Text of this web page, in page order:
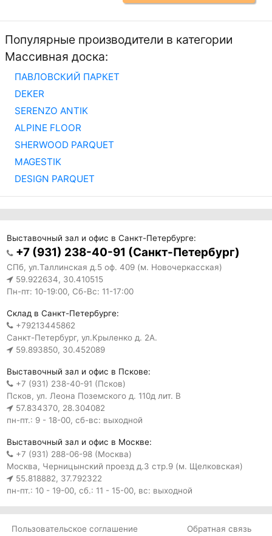
Популярные производители в категории
Массивная доска:
ПАВЛОВСКИЙ ПАРКЕТ
DEKER
SERENZO ANTIK
ALPINE FLOOR
SHERWOOD PARQUET
MAGESTIK
DESIGN PARQUET
Выставочный зал и офис в Санкт-Петербурге:
+7 (931) 238-40-91 (Санкт-Петербург)
СПб, ул.Таллинская д.5 оф. 409 (м. Новочеркасская)
59.922634, 30.410515
Пн-пт: 10-19:00, Сб-Вс: 11-17:00
Склад в Санкт-Петербурге:
+79213445862
Санкт-Петербург, ул.Крыленко д. 2А.
59.893850, 30.452089
Выставочный зал и офис в Пскове:
+7 (931) 238-40-91 (Псков)
Псков, ул. Леона Поземского д. 110д лит. В
57.834370, 28.304082
пн-пт.: 9 - 18-00, сб-вс: выходной
Выставочный зал и офис в Москве:
+7 (931) 288-06-98 (Москва)
Москва, Черницынский проезд д.3 стр.9 (м. Щелковская)
55.818882, 37.792322
пн-пт.: 10 - 19-00, сб.: 11 - 15-00, вс: выходной
Пользовательское соглашение Обратная связь